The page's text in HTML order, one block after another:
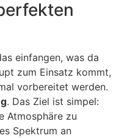
einfangen, was da
zum Einsatz kommt,
vorbereitet werden.
. Das Ziel ist simpel:
Atmosphäre zu
Spektrum an